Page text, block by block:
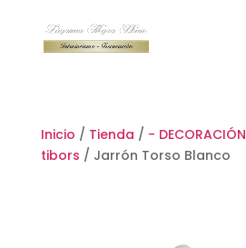
Inicio / Tienda / - DECORACIÓN
tibors / Jarrón Torso Blanco